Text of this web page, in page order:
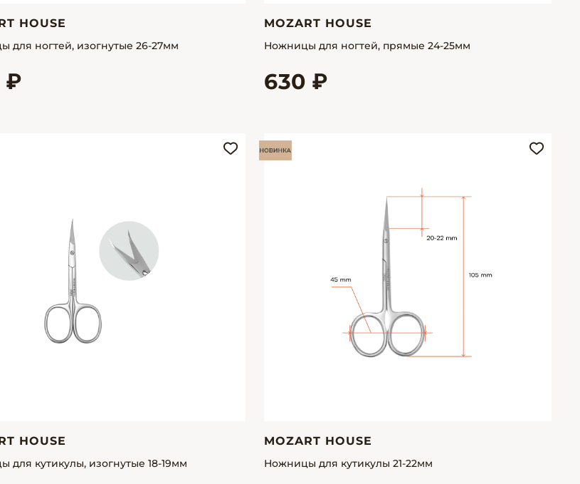
HOUSE
для ногтей, изогнутые 26-27мм
₽
MOZART HOUSE
Ножницы для ногтей, прямые 24-25мм
630 ₽
HOUSE
для кутикулы, изогнутые 18-19мм
MOZART HOUSE
Ножницы для кутикулы 21-22мм